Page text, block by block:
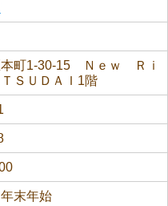
本町1-30-15 Ｎｅｗ Ｒｉ
ＳＵＤＡＩ1階
末年始